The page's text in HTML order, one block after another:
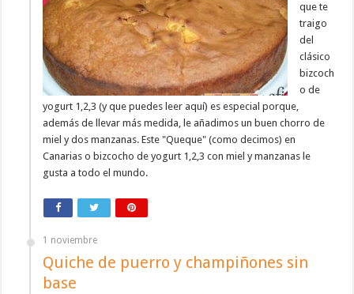
que te
traigo
del
clásico
bizcoch
o de
yogurt 1,2,3 (y que puedes leer aquí) es especial porque,
además de llevar más medida, le añadimos un buen chorro de
miel y dos manzanas. Este "Queque" (como decimos) en
Canarias o bizcocho de yogurt 1,2,3 con miel y manzanas le
gusta a todo el mundo.
1 noviembre
Quiche de puerro y champiñones sin
base